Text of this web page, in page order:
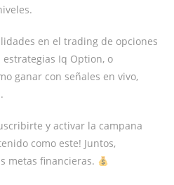
en el trading de opciones
Iq Option, o
ganar con señales en vivo,
y activar la campana
como este! Juntos,
metas financieras.